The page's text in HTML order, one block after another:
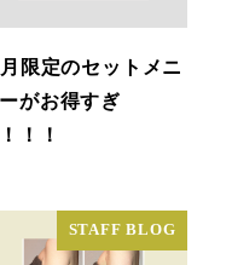
限定のセットメニ
がお得すぎ
！！
STAFF BLOG